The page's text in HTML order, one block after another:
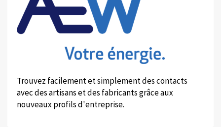
Trouvez facilement et simplement des contacts
avec des artisans et des fabricants grâce aux
nouveaux profils d'entreprise.